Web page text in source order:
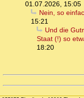
01.07.2026, 15:05
Nein, so
15:21
Und die
Staat (!) so
18:20